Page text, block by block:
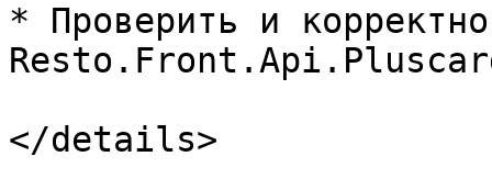
* Проверить и
</details>